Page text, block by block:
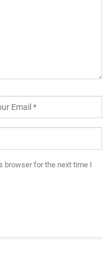
browser for the next time I